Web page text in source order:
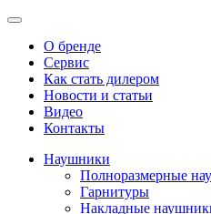
О бренде
Сервис
Как стать дилером
Новости и статьи
Видео
Контакты
Наушники
Полноразмерные
Гарнитуры
Накладные